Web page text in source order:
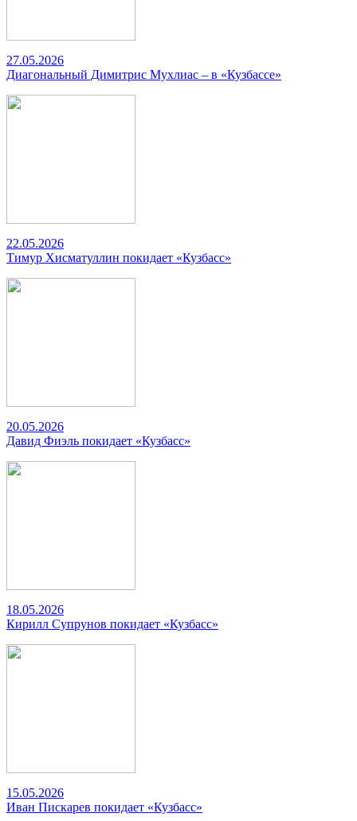
27.05.2026
Диагональный Димитрис Мухлиас – в «Кузбассе»
22.05.2026
Тимур Хисматуллин покидает «Кузбасс»
20.05.2026
Давид Фиэль покидает «Кузбасс»
18.05.2026
Кирилл Супрунов покидает «Кузбасс»
15.05.2026
Иван Пискарев покидает «Кузбасс»